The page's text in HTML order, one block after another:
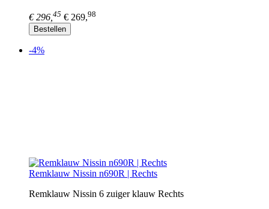
€ 296, 45 € 269,98
Bestellen
-4%
Remklauw Nissin n690R | Rechts
Remklauw Nissin 6 zuiger klauw Rechts